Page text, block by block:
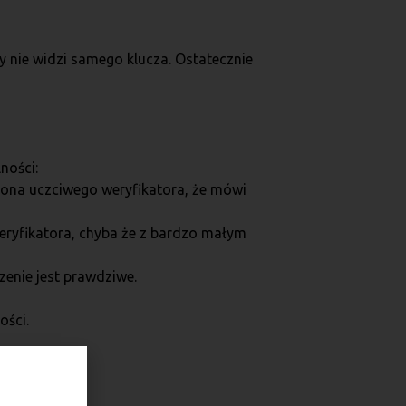
widzi samego klucza. Ostatecznie
uczciwego weryfikatora, że mówi
chyba że z bardzo małym
jest prawdziwe.